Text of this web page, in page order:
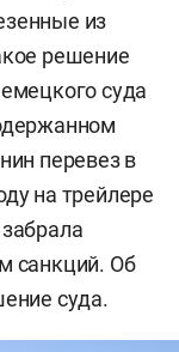
из
решение
суда
перевез в
на трейлере
санкций. Об
суда.